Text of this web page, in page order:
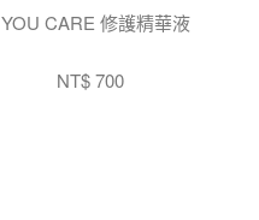
YOU CARE 修護精華液
NT$ 700